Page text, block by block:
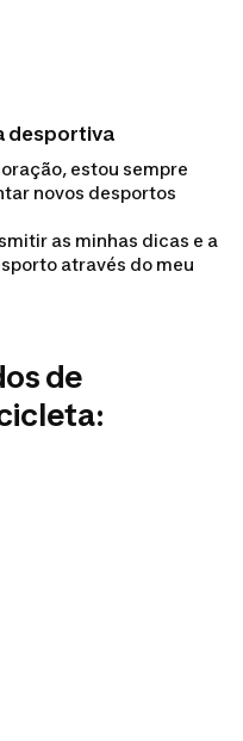
desportiva
estou sempre
novos desportos
as minhas dicas e a
através do meu
de